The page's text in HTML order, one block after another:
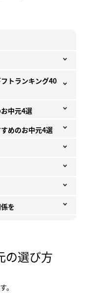
トランキング40
中元4選
めのお中元4選
を
の選び方
。